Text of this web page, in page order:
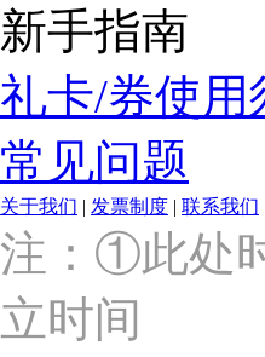
新手指南
礼卡/券使用
常见问题
关于我们 | 发票制度 | 联系我们
上
海
市
浦
东
注：①此处
立时间